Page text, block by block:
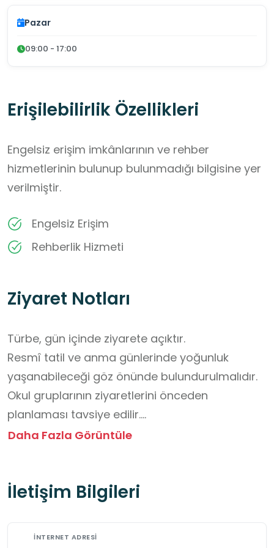
Pazar
09:00 - 17:00
Erişilebilirlik Özellikleri
Engelsiz erişim imkânlarının ve rehber
hizmetlerinin bulunup bulunmadığı bilgisine yer
verilmiştir.
Engelsiz Erişim
Rehberlik Hizmeti
Ziyaret Notları
Türbe, gün içinde ziyarete açıktır.
Resmî tatil ve anma günlerinde yoğunluk
yaşanabileceği göz önünde bulundurulmalıdır.
Okul gruplarının ziyaretlerini önceden
planlaması tavsiye edilir.
Öğrenciler türbeyi öğretmenleri eşliğinde
mevsime uygun giyinilmesi önerilmektedir.
Daha Fazla Görüntüle
İletişim Bilgileri
İNTERNET ADRESI